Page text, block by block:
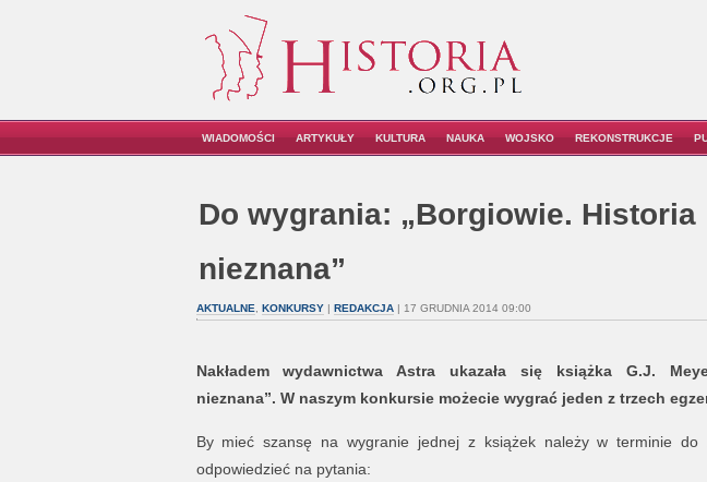
WIADOMOŚCI ARTYKUŁY KULTURA NAUKA WOJSKO REKONSTRUKCJE
Do wygrania: „Borgiowie. Historia
nieznana”
AKTUALNE KONKURSY| REDAKCJA| 17 GRUDNIA 2014 09:00
Nakładem wydawnictwa Astra ukazała się książka G.J.
nieznana”. W naszym konkursie możecie wygrać jeden z trzech
By mieć szansę na wygranie jednej z książek należy w terminie
odpowiedzieć na pytania: